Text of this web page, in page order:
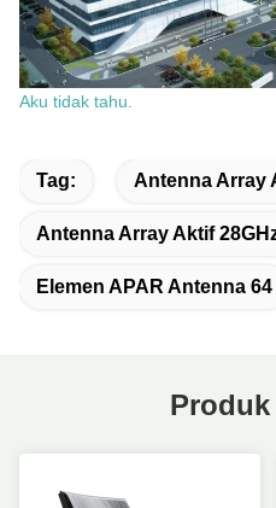
Aku tidak tahu.
Tag: Antenna Array
Antenna Array Aktif
Elemen APAR Antenna 64
Produk